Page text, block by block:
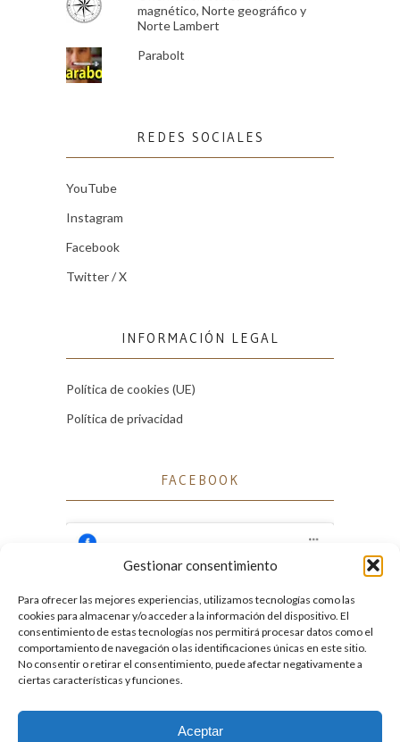
Gestionar consentimiento
Para ofrecer las mejores experiencias, utilizamos tecnologías como las
cookies para almacenar y/o acceder a la información del dispositivo. El
consentimiento de estas tecnologías nos permitirá procesar datos como el
comportamiento de navegación o las identificaciones únicas en este sitio.
No consentir o retirar el consentimiento, puede afectar negativamente a
ciertas características y funciones.
Aceptar
magnético, Norte geográfico y
Norte Lambert
Parabolt
REDES SOCIALES
YouTube
Instagram
Facebook
Twitter / X
INFORMACIÓN LEGAL
Política de cookies (UE)
Política de privacidad
FACEBOOK
Facebook
Haz clic para aceptar cookies de marketing
y permitir este contenido